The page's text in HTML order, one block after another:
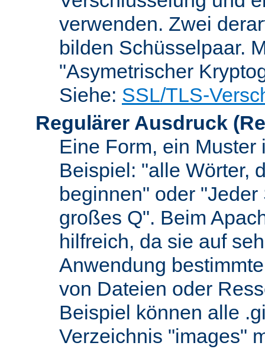
verwenden. Zwei
bilden Schüsselpaar.
"Asymetrischer
Siehe: SSL/TLS-
Regulärer Ausdruck
Eine Form, ein Muster
Beispiel: "alle Wörter,
beginnen" oder
großes Q". Beim
hilfreich, da sie auf
Anwendung
von Dateien oder
Beispiel können alle
Verzeichnis "images"